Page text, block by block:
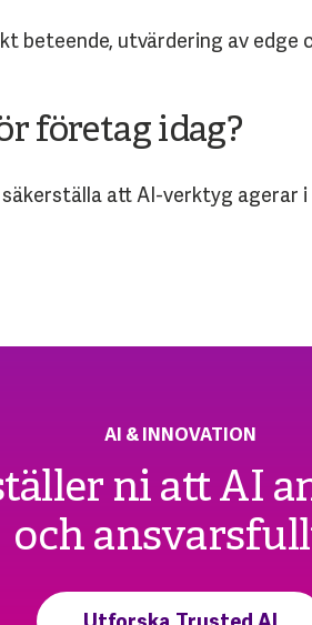
beteende, utvärdering av edge
företag idag?
att AI-verktyg agerar
AI & INNOVATION
ni att AI
och